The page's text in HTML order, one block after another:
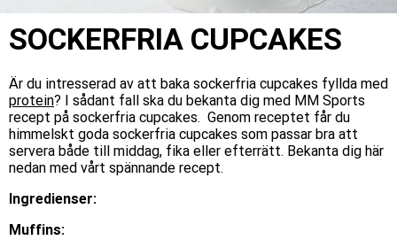
SOCKERFRIA CUPCAKES
Är du intresserad av att baka sockerfria cupcakes fyllda med
protein? I sådant fall ska du bekanta dig med MM Sports
recept på sockerfria cupcakes. Genom receptet får du
himmelskt goda sockerfria cupcakes som passar bra att
servera både till middag, fika eller efterrätt. Bekanta dig här
nedan med vårt spännande recept.
Ingredienser:
Muffins: